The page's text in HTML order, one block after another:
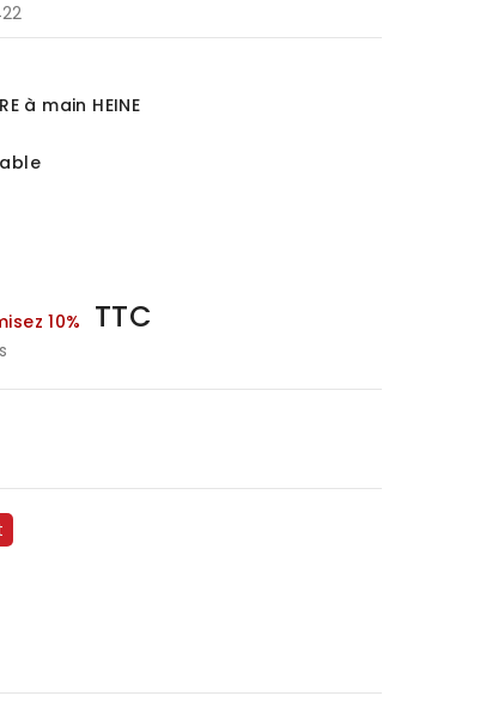
à main HEINE
10% TTC